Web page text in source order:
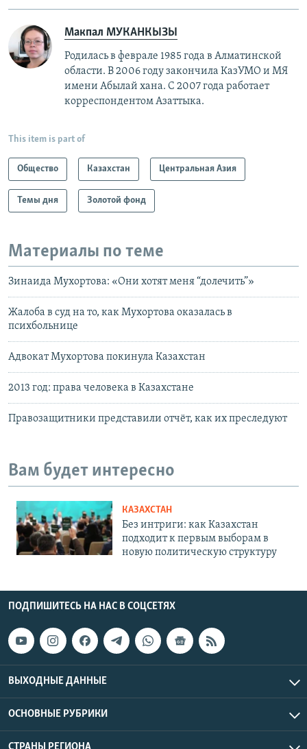
Макпал МУКАНКЫЗЫ
Родилась в феврале 1985 года в Алматинской
области. В 2006 году закончила КазУМО и МЯ
имени Абылай хана. С 2007 года работает
корреспондентом Азаттыка.
This item is part of
Общество Казахстан Центральная Азия
Темы дня Золотой фонд
Материалы по теме
Зинаида Мухортова: «Они хотят меня “долечить”»
Жалоба в суд на то, как Мухортова оказалась в
психбольнице
Адвокат Мухортова покинула Казахстан
2013 год: права человека в Казахстане
Правозащитники представили отчёт, как их преследуют
Вам будет интересно
КАЗАХСТАН
Без интриги: как Казахстан
подходит к первым выборам в
новую политическую структуру
ПОДПИШИТЕСЬ НА НАС В СОЦСЕТЯХ
ВЫХОДНЫЕ ДАННЫЕ
ОСНОВНЫЕ РУБРИКИ